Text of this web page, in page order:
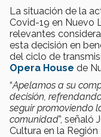
La situación de la
Covid-19 en Nuevo
relevantes
esta decisión en
del ciclo de
Opera House de
“Apelamos a su
decisión,
seguir promoviendo
comunidad”, señaló
Cultura en la Región